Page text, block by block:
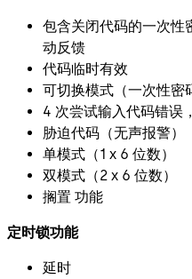
包含关闭代码的一次
动反馈
代码临时有效
可切换模式（一次性密
4 次尝试输入代码错误
胁迫代码（无声报警）
单模式（1 x 6 位数）
双模式（2 x 6 位数）
搁置 功能
定时锁功能
延时